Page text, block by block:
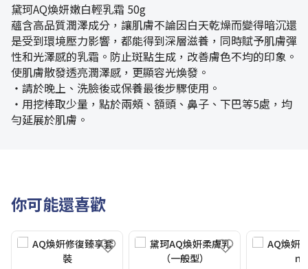
黛珂AQ煥妍嫩白輕乳霜 50g
蘊含高品質潤澤成分，讓肌膚不論因白天乾燥而變得暗沉還
是受到環境壓力影響，都能得到深層滋養，同時賦予肌膚彈
性和光澤感的乳霜。防止斑點生成，改善膚色不均的印象。
使肌膚散發透亮潤澤感，更顯容光煥發。
・請於晚上、洗臉後或保養最後步驟使用。
・用挖棒取少量，點於兩頰、額頭、鼻子、下巴等5處，均
勻延展於肌膚。
你可能還喜歡